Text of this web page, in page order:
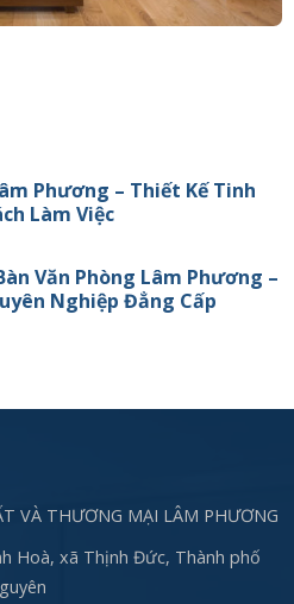
Phương – Thiết Kế Tinh
Làm Việc
Văn Phòng Lâm Phương –
Nghiệp Đẳng Cấp
VÀ THƯƠNG MẠI LÂM PHƯƠNG
Hoà, xã Thịnh Đức, Thành phố